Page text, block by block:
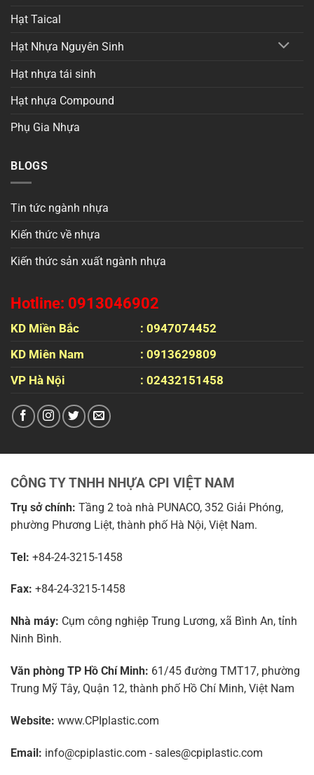
Hạt Taical
Hạt Nhựa Nguyên Sinh
Hạt nhựa tái sinh
Hạt nhựa Compound
Phụ Gia Nhựa
BLOGS
Tin tức ngành nhựa
Kiến thức về nhựa
Kiến thức sản xuất ngành nhựa
Hotline: 0913046902
KD Miền Bắc
: 0947074452
KD Miên Nam
: 0913629809
VP Hà Nội
: 02432151458
CÔNG TY TNHH NHỰA CPI VIỆT NAM
Trụ sở chính: Tầng 2 toà nhà PUNACO, 352 Giải Phóng,
phường Phương Liệt, thành phố Hà Nội, Việt Nam.
Tel: +84-24-3215-1458
Fax: +84-24-3215-1458
Nhà máy: Cụm công nghiệp Trung Lương, xã Bình An, tỉnh
Ninh Bình.
Văn phòng TP Hồ Chí Minh: 61/45 đường TMT17, phường
Trung Mỹ Tây, Quận 12, thành phố Hồ Chí Minh, Việt Nam
Website: www.CPIplastic.com
Email: info@cpiplastic.com - sales@cpiplastic.com